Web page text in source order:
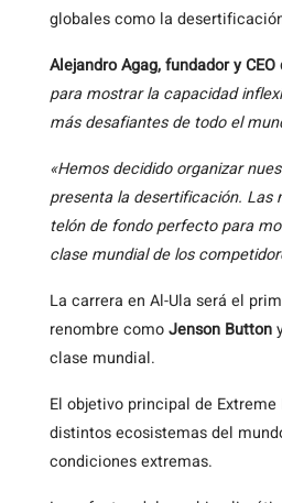
globales como la
Alejandro Agag, fundador y
para mostrar la capacidad
más desafiantes de todo el
«Hemos decidido organizar
presenta la desertificación. Las
telón de fondo perfecto para
clase mundial de los
La carrera en Al-Ula será el
renombre comoJenson Button
clase mundial.
El objetivo principal de
distintos ecosistemas del
condiciones extremas.